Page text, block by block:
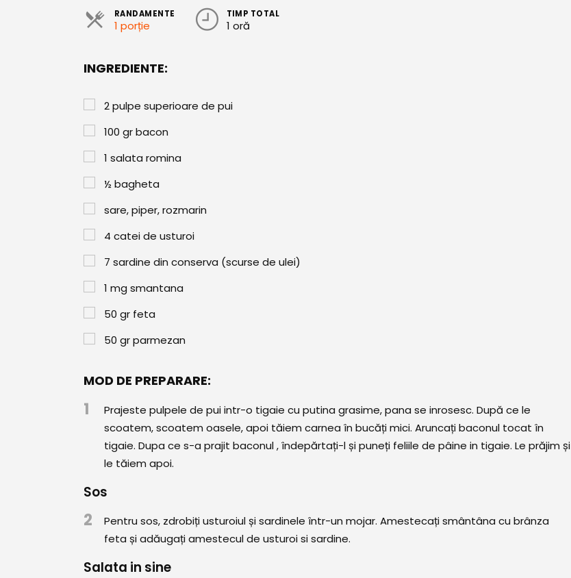
RANDAMENTE
1 porție
TIMP TOTAL
1 oră
INGREDIENTE:
2pulpe superioare de pui
100 grbacon
1 salata romina
½bagheta
sare, piper, rozmarin
4 catei de usturoi
7 sardine din conserva (scurse de ulei)
1 mg smantana
50 gr feta
50 grparmezan
MOD DE PREPARARE:
1
Prajeste pulpele de pui intr-o tigaie cu putina grasime, pana se inrosesc. După ce le
scoatem, scoatem oasele, apoi tăiem carnea în bucăți mici. Aruncați baconul tocat în
tigaie. Dupa ce s-a prajit baconul , îndepărtați-l și puneți feliile de pâine in tigaie. Le prăjim și
le tăiem apoi.
Sos
2
Pentru sos, zdrobiți usturoiul și sardinele într-un mojar. Amestecați smântâna cu brânza
feta și adăugați amestecul de usturoi si sardine.
Salata in sine